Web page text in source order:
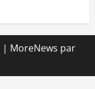
| MoreNews par